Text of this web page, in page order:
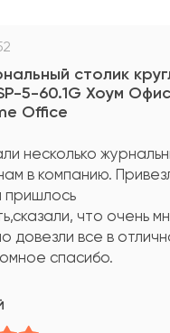
столик
5-60.1G Хоум
Office
несколько
в компанию.
пришлось
что очень
довезли все в
спасибо.